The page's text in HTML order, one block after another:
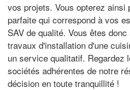
vos projets. Vous opterez ainsi
parfaite qui correspond à vos
SAV de qualité. Vous êtes
travaux d'installation d'une
un service qualitatif. Regardez
sociétés adhérentes de notre
décision en toute tranquillité !